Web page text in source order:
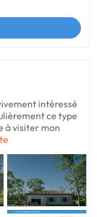
intéressé
ce type
à visiter mon